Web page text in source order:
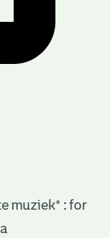
muziek* : for